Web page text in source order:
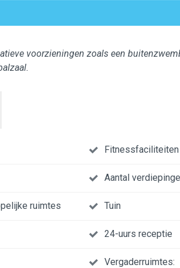
voorzieningen zoals een
Fitnessfaciliteiten
Aantal
ruimtes Tuin
24-uurs receptie
Vergaderruimtes: